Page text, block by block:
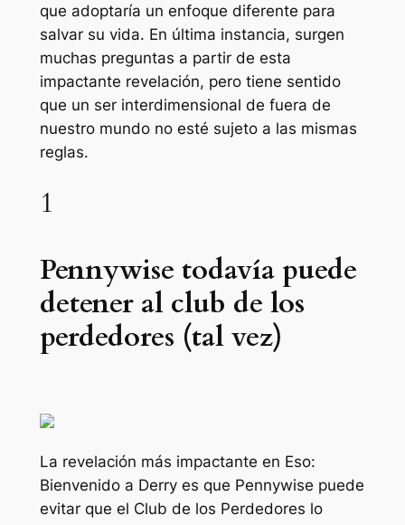
que adoptaría un enfoque diferente para
salvar su vida. En última instancia, surgen
muchas preguntas a partir de esta
impactante revelación, pero tiene sentido
que un ser interdimensional de fuera de
nuestro mundo no esté sujeto a las mismas
reglas.
1
Pennywise todavía puede
detener al club de los
perdedores (tal vez)
La revelación más impactante en Eso:
Bienvenido a Derryes que Pennywise puede
evitar que el Club de los Perdedores lo